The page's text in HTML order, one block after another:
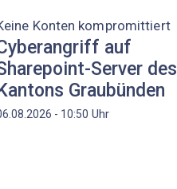
Konten kompromittiert
auf
Server des
Graubünden
- 10:50 Uhr